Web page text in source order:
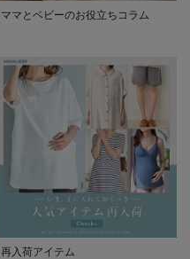
ママとベビーのお役立ちコラム
再入荷アイテム